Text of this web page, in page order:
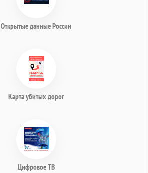
Открытые данные России
Карта убитых дорог
Цифровое ТВ